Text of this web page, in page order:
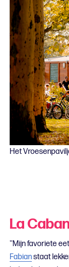
Het
La
''Mijn favoriete
Fabianstaat